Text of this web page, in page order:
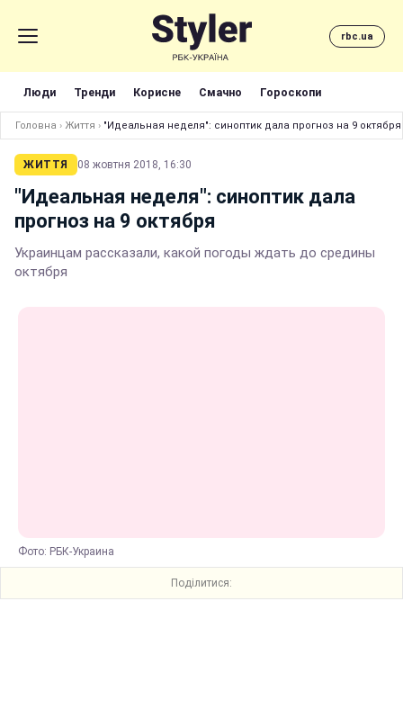
rbc.ua
Люди Тренди Корисне Смачно Гороскопи
Головна › Життя › "Идеальная неделя": синоптик дала прогноз на 9 октября
ЖИТТЯ 08 жовтня 2018, 16:30
"Идеальная неделя": синоптик дала
прогноз на 9 октября
Украинцам рассказали, какой погоды ждать до средины
октября
Фото: РБК-Украина
Поділитися: